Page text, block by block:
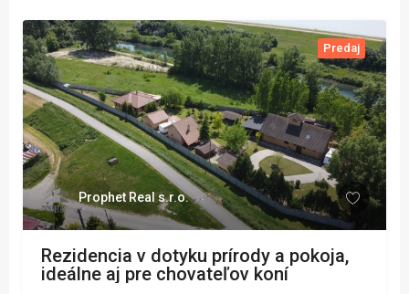
Predaj
Prophet Real s.r.o.
Rezidencia v dotyku prírody a pokoja,
ideálne aj pre chovateľov koní